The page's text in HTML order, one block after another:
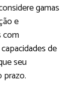
gamas
e
com
de
seu